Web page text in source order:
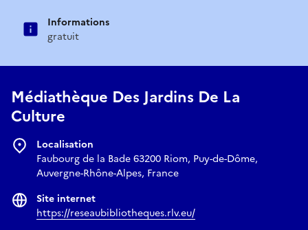
Informations
gratuit
Médiathèque Des Jardins De La
Culture
Localisation
Faubourg de la Bade 63200 Riom, Puy-de-Dôme,
Auvergne-Rhône-Alpes, France
Site internet
https://reseaubibliotheques.rlv.eu/